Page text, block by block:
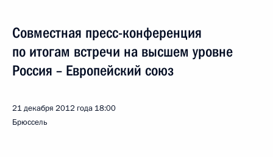
Совместная пресс-конференция
по итогам встречи на высшем уровне
Россия – Европейский союз
21 декабря 2012 года 18:00
Брюссель